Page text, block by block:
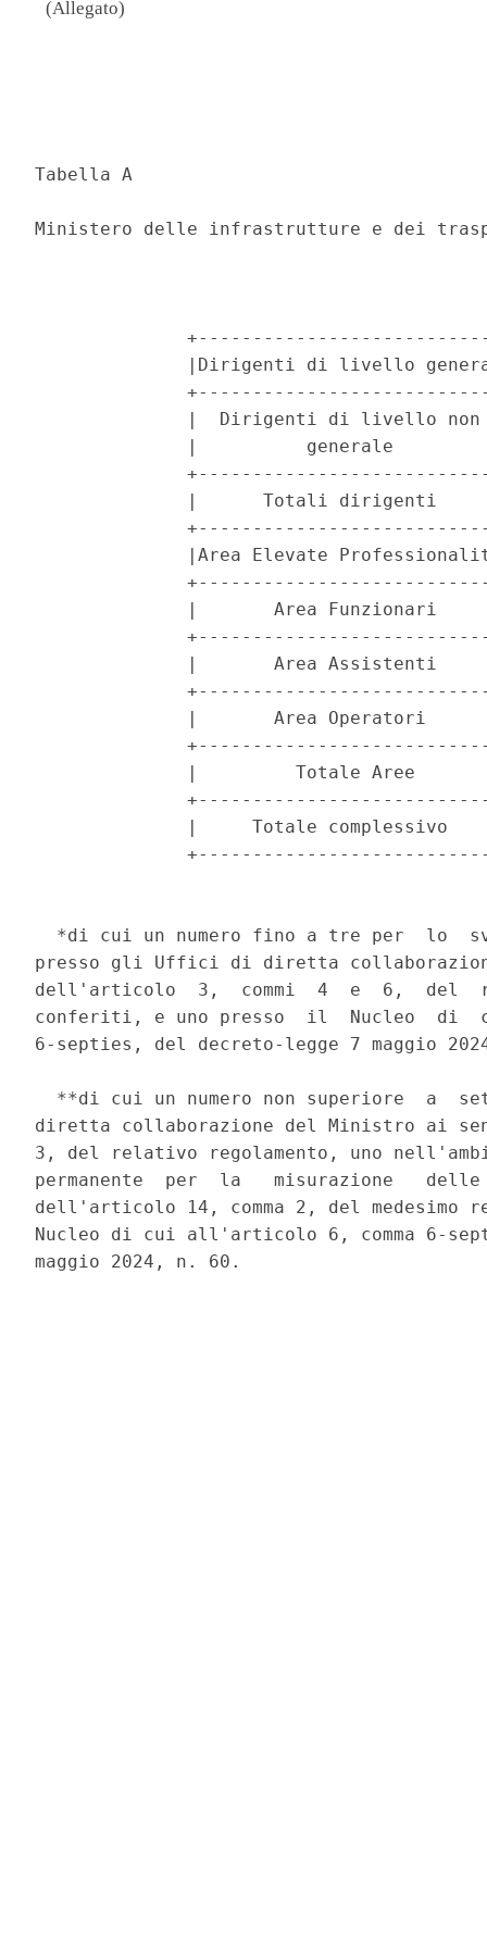
(Allegato)
Tabella A
Ministero delle infrastrutture e dei
|Dirigenti di livello
|  Dirigenti di livello non
|          generale
|      Totali dirigenti
|Area Elevate
|       Area Funzionari
|       Area Assistenti
|       Area Operatori
|         Totale Aree
|     Totale complessivo
*di cui un numero fino a tre per  lo
presso gli Uffici di diretta
dell'articolo  3,  commi  4  e  6,  del
conferiti, e uno presso  il  Nucleo  di
6-septies, del decreto-legge 7 maggio
**di cui un numero non superiore  a
diretta collaborazione del Ministro ai
3, del relativo regolamento, uno
permanente  per  la   misurazione
dell'articolo 14, comma 2, del medesimo
Nucleo di cui all'articolo 6, comma 6-
maggio 2024, n. 60.